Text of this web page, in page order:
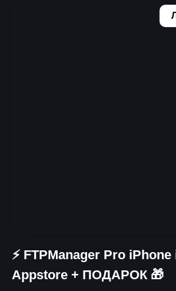
⚡️ FTPManager Pro
Appstore + ПОДАРОК 🎁